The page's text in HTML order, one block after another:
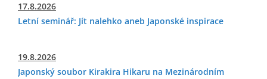
17.8.2026
Letní seminář: Jít nalehko aneb Japonské inspirace
19.8.2026
Japonský soubor Kirakira Hikaru na Mezinárodním